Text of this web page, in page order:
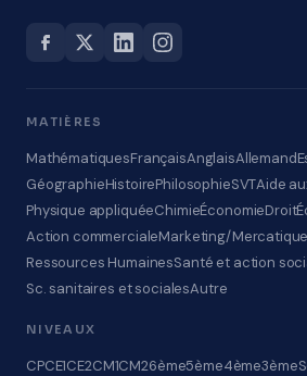
MATIÈRES
MathématiquesFrançaisAnglaisAllemand
GéographieHistoirePhilosophieSVTAide
Physique appliquéeChimieÉconomieDroit
Action commercialeMarketing/Mercatique
Ressources HumainesSanté et action
Sc. sanitaires et socialesAutre
NIVEAUX
CPCE1CE2CM1CM26ème5ème4ème3ème